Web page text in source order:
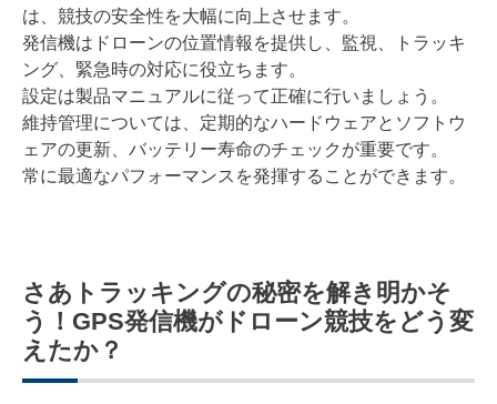
は、競技の安全性を大幅に向上させます。
発信機はドローンの位置情報を提供し、監視、トラッキ
ング、緊急時の対応に役立ちます。
設定は製品マニュアルに従って正確に行いましょう。
維持管理については、定期的なハードウェアとソフトウ
ェアの更新、バッテリー寿命のチェックが重要です。
常に最適なパフォーマンスを発揮することができます。
さあトラッキングの秘密を解き明かそ
う！GPS発信機がドローン競技をどう変
えたか？